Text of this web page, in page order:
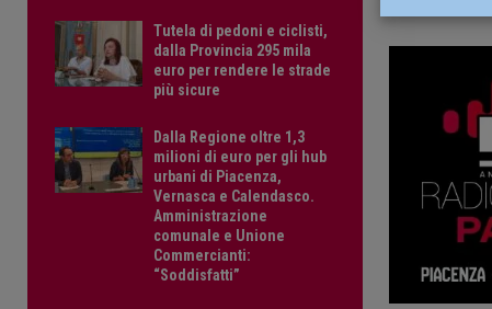
Tutela di pedoni e ciclisti,
dalla Provincia 295 mila
euro per rendere le strade
più sicure
Dalla Regione oltre 1,3
milioni di euro per gli hub
urbani di Piacenza,
Vernasca e Calendasco.
Amministrazione
comunale e Unione
Commercianti:
“Soddisfatti”